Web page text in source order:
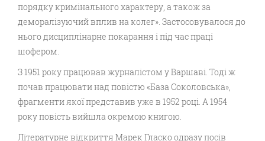
порядку кримінального характеру, а також за
деморалізуючий вплив на колег». Застосовувалося до
нього дисциплінарне покарання і під час праці
шофером.
З 1951 року працював журналістом у Варшаві. Тоді ж
почав працювати над повістю «База Соколовська»,
фрагменти якої представив уже в 1952 році. А 1954
року повість вийшла окремою книгою.
Літературне відкриття Марек Гласко одразу посів